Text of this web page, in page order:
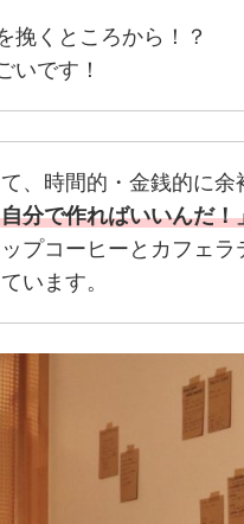
挽くところから！？
いです！
、時間的・金銭的に余
分で作ればいいんだ！
プコーヒーとカフェラ
います。